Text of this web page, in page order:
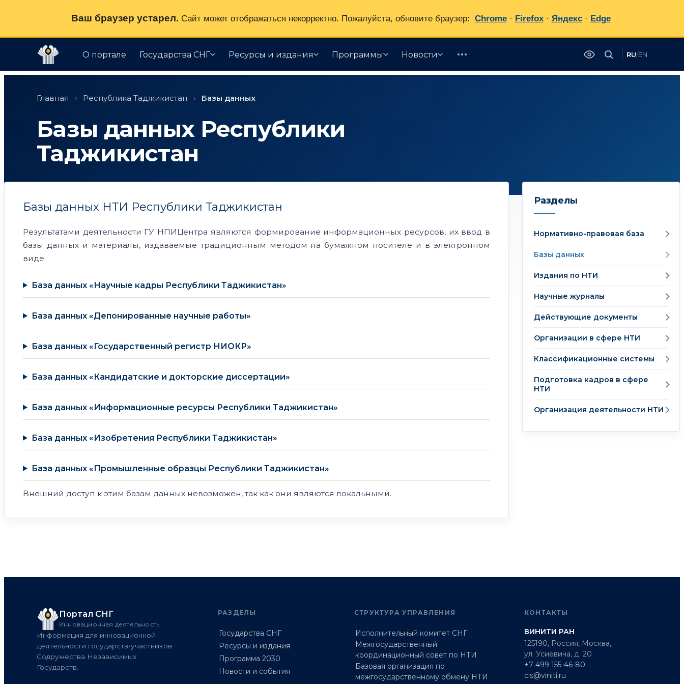
О портале Государства СНГ Ресурсы и издания Программы Новости RU/EN
Главная › Республика Таджикистан › Базы данных
Базы данных Республики
Таджикистан
Базы данных НТИ Республики Таджикистан
Результатами деятельности ГУ НПИЦентра являются формирование информационных ресурсов, их ввод в
базы данных и материалы, издаваемые традиционным методом на бумажном носителе и в электронном
виде.
База данных «Научные кадры Республики Таджикистан»
База данных «Депонированные научные работы»
База данных «Государственный регистр НИОКР»
База данных «Кандидатские и докторские диссертации»
База данных «Информационные ресурсы Республики Таджикистан»
База данных «Изобретения Республики Таджикистан»
База данных «Промышленные образцы Республики Таджикистан»
Внешний доступ к этим базам данных невозможен, так как они являются локальными.
Разделы
Нормативно-правовая база
Базы данных
Издания по НТИ
Научные журналы
Действующие документы
Организации в сфере НТИ
Классификационные системы
Подготовка кадров в сфере
НТИ
Организация деятельности НТИ
Портал СНГ
Инновационная деятельность
Информация для инновационной
деятельности государств-участников
Содружества Независимых
Государств.
РАЗДЕЛЫ
Государства СНГ
Ресурсы и издания
Программа 2030
Новости и события
СТРУКТУРА УПРАВЛЕНИЯ
Исполнительный комитет СНГ
Межгосударственный
координационный совет по НТИ
Базовая организация по
межгосударственному обмену НТИ
КОНТАКТЫ
ВИНИТИ РАН
125190, Россия, Москва,
ул. Усиевича, д. 20
+7 499 155-46-80
cis@viniti.ru
Ваш браузер устарел. Сайт может отображаться некорректно. Пожалуйста, обновите браузер: Chrome · Firefox · Яндекс · Edge